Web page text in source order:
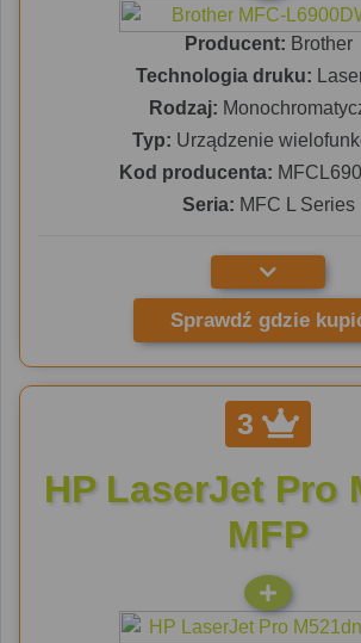
Producent: Brother
Technologia druku:
Rodzaj:
Typ: Urządzenie
Kod producenta:
Seria: MFC L Series
Sprawdź gdzie
3
HP LaserJet Pro
MFP